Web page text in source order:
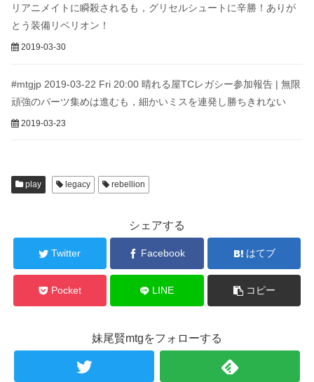
リアニメイトに瞬殺されるも，グリセルシュートに辛勝！ありが
とう装備リベリオン！
2019-03-30
#mtgjp 2019-03-22 Fri 20:00 晴れる屋TCレガシー参加報告 | 無限
頑強のパーツ集めは進むも，細かいミスを連発し勝ちきれない
2019-03-23
play legacy rebellion
シェアする
Twitter Facebook はてブ
Pocket LINE コピー
妹尾賢mtgをフォローする